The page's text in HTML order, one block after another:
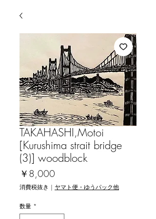
TAKAHASHI,Motoi
[Kurushima strait bridge
(3)] woodblock
￥8,000
格
消費税抜き | ヤマト便・ゆうパック他
数量 *